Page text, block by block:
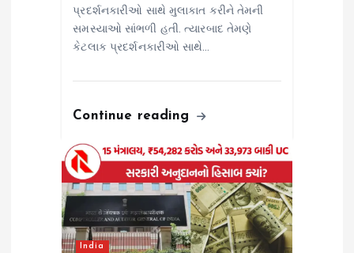
પ્રદર્શનકારીઓ સાથે મુલાકાત કરીને તેમની
સમસ્યાઓ સાંભળી હતી. ત્યારબાદ તેમણે
કેટલાક પ્રદર્શનકારીઓ સાથે…
Continue reading
India